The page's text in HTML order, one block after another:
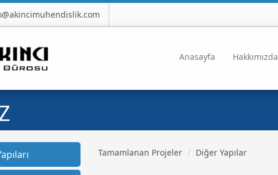
Anasayfa Hakkımızda
Tamamlanan Projeler Diğer Yapılar